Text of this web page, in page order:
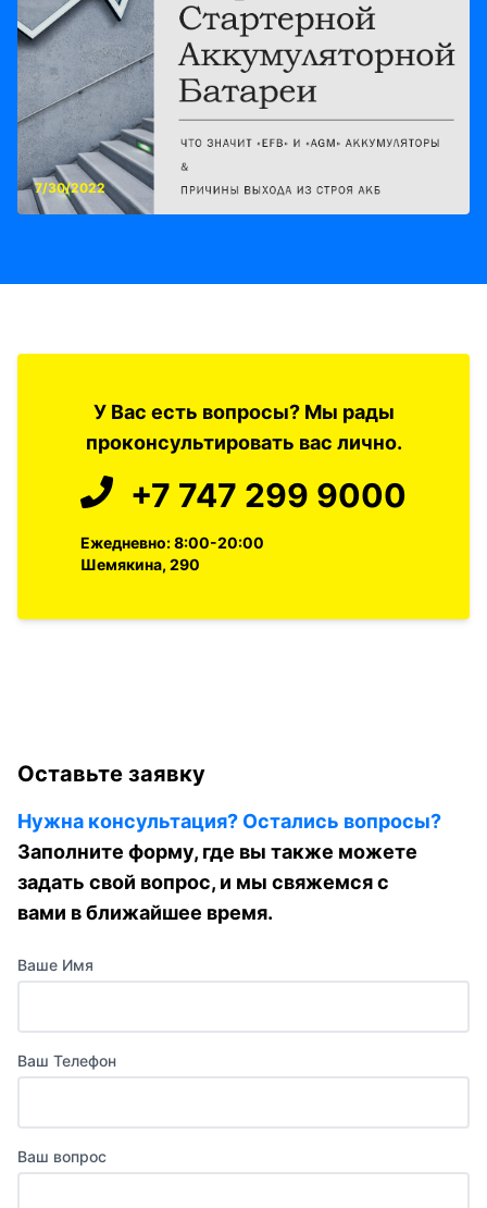
7/30/2022
У Вас есть вопросы? Мы рады
проконсультировать вас лично.
+7 747 299 9000
Ежедневно: 8:00-20:00
Шемякина, 290
Оставьте заявку
Нужна консультация? Остались вопросы?
Заполните форму, где вы также можете
задать свой вопрос, и мы свяжемся с
вами в ближайшее время.
Ваше Имя
Ваш Телефон
Ваш вопрос